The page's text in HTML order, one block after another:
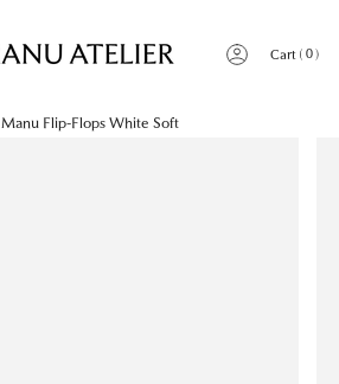
Cart 0
Manu Flip-Flops White Soft